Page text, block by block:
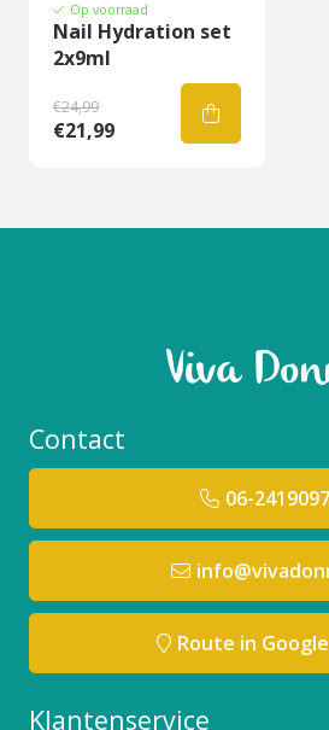
Op voorraad
Nail Hydration set
2x9ml
€24,99
€21,99
Contact
06-
Route in
Klantenservice